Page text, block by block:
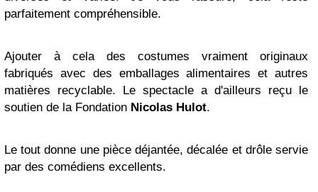
parfaitement compréhensible.
Ajouter à cela des costumes vraiment originaux
fabriqués avec des emballages alimentaires et autres
matières recyclable. Le spectacle a d'ailleurs reçu le
soutien de la Fondation Nicolas Hulot.
Le tout donne une pièce déjantée, décalée et drôle servie
par des comédiens excellents.